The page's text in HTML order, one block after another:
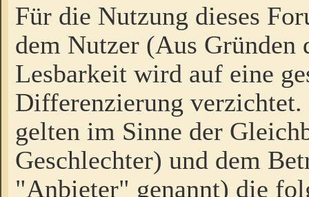
Für die Nutzung dieses
dem Nutzer (Aus Gründen
Lesbarkeit wird auf eine
Differenzierung
gelten im Sinne der
Geschlechter) und dem
"Anbieter" genannt) die